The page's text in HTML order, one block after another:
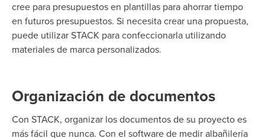
cree para presupuestos en plantillas para ahorrar tiempo
en futuros presupuestos. Si necesita crear una propuesta,
puede utilizar STACK para confeccionarla utilizando
materiales de marca personalizados.
Organización de documentos
Con STACK, organizar los documentos de su proyecto es
más fácil que nunca. Con el software de medir albañilería